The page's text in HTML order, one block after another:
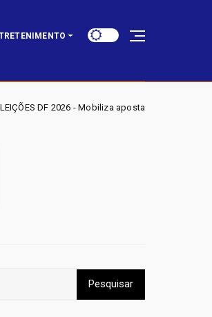
em nominata completa e mira eleger três